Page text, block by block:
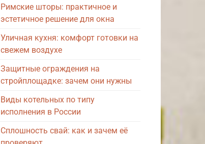
Римские шторы: практичное и
эстетичное решение для окна
Уличная кухня: комфорт готовки на
свежем воздухе
Защитные ограждения на
стройплощадке: зачем они нужны
Виды котельных по типу
исполнения в России
Сплошность свай: как и зачем её